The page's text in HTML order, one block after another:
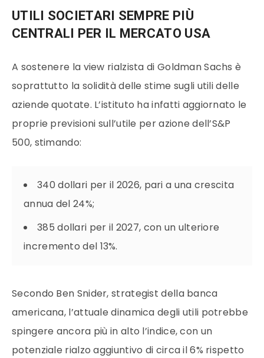
UTILI SOCIETARI SEMPRE PIÙ
CENTRALI PER IL MERCATO USA
A sostenere la view rialzista di Goldman Sachs è
soprattutto la solidità delle stime sugli utili delle
aziende quotate. L’istituto ha infatti aggiornato le
proprie previsioni sull’utile per azione dell’S&P
500, stimando:
340 dollari per il 2026, pari a una crescita
annua del 24%;
385 dollari per il 2027, con un ulteriore
incremento del 13%.
Secondo Ben Snider, strategist della banca
americana, l’attuale dinamica degli utili potrebbe
spingere ancora più in alto l’indice, con un
potenziale rialzo aggiuntivo di circa il 6% rispetto